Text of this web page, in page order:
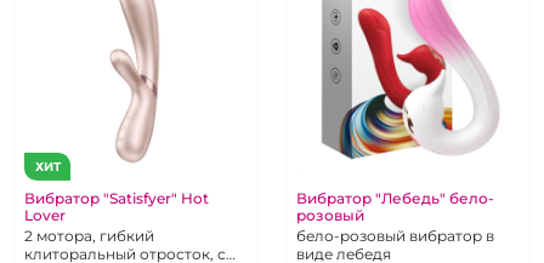
ХИТ
Вибратор "Satisfyer" Hot
Lover
2 мотора, гибкий
клиторальный отросток, с
Вибратор "Лебедь" бело-
розовый
бело-розовый вибратор в
виде лебедя